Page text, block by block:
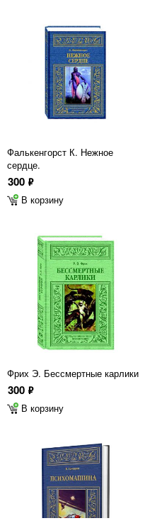
Фалькенгорст К. Нежное
сердце.
300 ф
В корзину
Фрих Э. Бессмертные карлики
300 ф
В корзину